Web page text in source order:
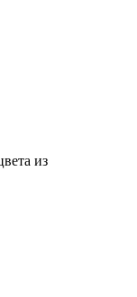
из